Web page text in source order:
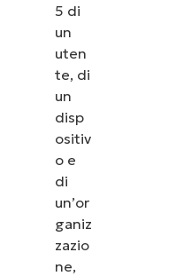
5 di
un
uten
te, di
un
disp
ositiv
o e
di
un’or
ganiz
zazio
ne,